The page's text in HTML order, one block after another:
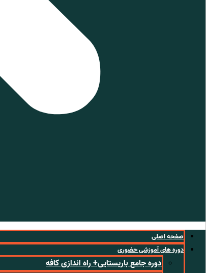
صفحه اصلی
دوره های آموزشی حضوری
دوره جامع باریستایی+ راه اندازی کافه